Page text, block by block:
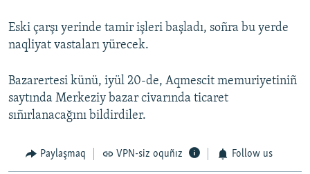
Eski çarşı yerinde tamir işleri başladı, soñra bu yerde
naqliyat vastaları yürecek.
Bazarertesi künü, iyül 20-de, Aqmescit memuriyetiniñ
saytında Merkeziy bazar civarında ticaret
sıñırlanacağını bildirdiler.
Paylaşmaq VPN-siz oquñız Follow us